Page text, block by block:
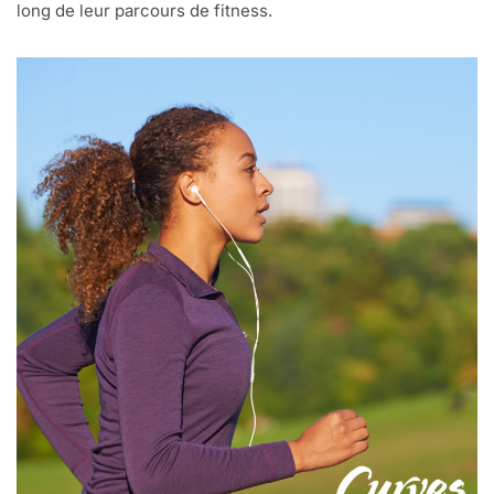
long de leur parcours de fitness.